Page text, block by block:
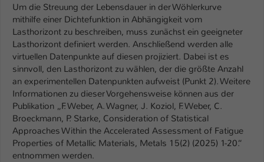
Um die Streuung der Lebensdauer in der Wöhlerkurve
mithilfe einer Dichtefunktion in Abhängigkeit vom
Lasthorizont zu beschreiben, muss zunächst ein geeigneter
Lasthorizont definiert werden. Anschließend werden alle
virtuellen Datenpunkte auf diesen projiziert. Dabei ist es
sinnvoll, den Lasthorizont zu wählen, der die größte Anzahl
an experimentellen Datenpunkten aufweist (Punkt 2). Weitere
Informationen zu dieser Vorgehensweise können aus der
Publikation „F. Weber, A. Wagner, J. Koziol, F. Weber, C.
Broeckmann, P. Starke, Consideration of Statistical
Approaches Within the Accelerated Assessment of Fatigue
Properties of Metallic Materials, Metals 15(2) (2025) 1-20.“
entnommen werden.